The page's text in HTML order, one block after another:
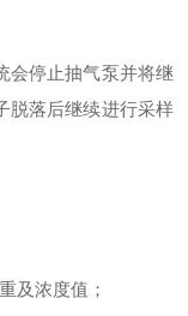
停止抽气泵并将继
脱落后继续进行采样
及浓度值；